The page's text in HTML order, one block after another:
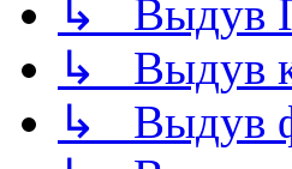
↳ Выдув
↳ Выдув
↳ Выдув